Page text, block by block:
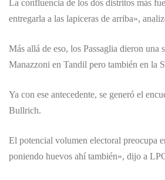
La confluencia de los dos distritos más
entregarla a las lapiceras de arriba»,
Más allá de eso, los Passaglia dieron una
Manazzoni en Tandil pero también en la
Ya con ese antecedente, se generó el
Bullrich.
El potencial volumen electoral preocupa
poniendo huevos ahí también», dijo a